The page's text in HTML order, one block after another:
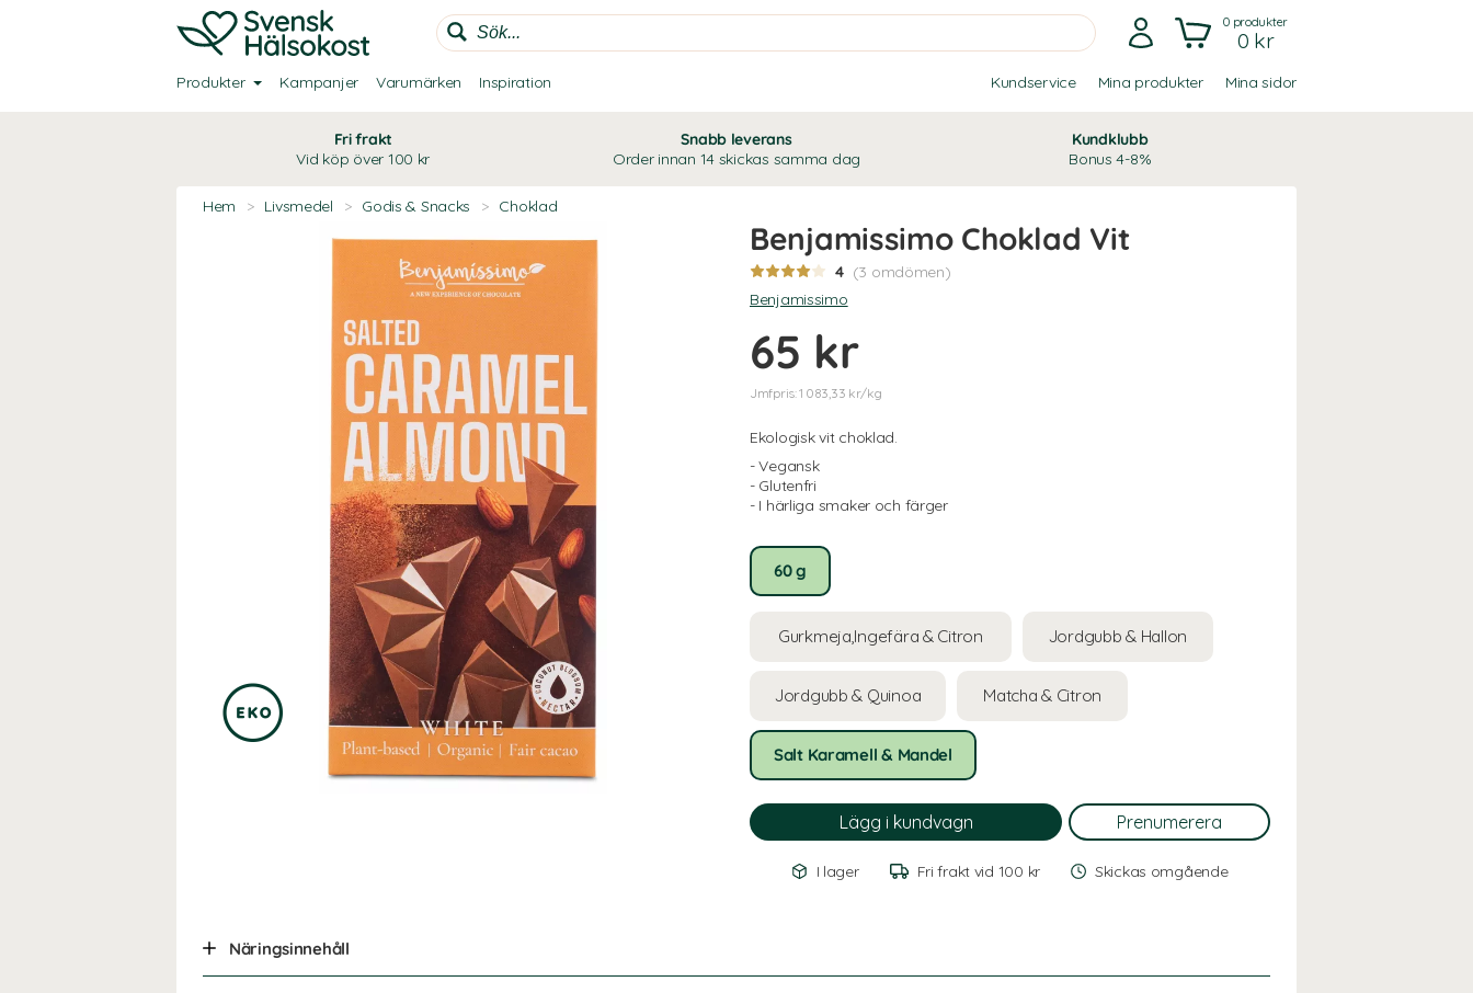
0produkter
0 kr
Produkter Kampanjer Varumärken Inspiration Kundservice Mina produkter Mina sidor
Fri frakt
Vid köp över 100 kr
Snabb leverans
Order innan 14 skickas samma dag
Kundklubb
Bonus 4-8%
Hem > Livsmedel > Godis & Snacks > Choklad
Benjamissimo Choklad Vit
4 (3 omdömen)
Benjamissimo
65 kr
Jmfpris: 1 083,33 kr/kg
Ekologisk vit choklad.
- Vegansk
- Glutenfri
- I härliga smaker och färger
60 g
Gurkmeja,Ingefära & Citron Jordgubb & Hallon
Jordgubb & Quinoa Matcha & Citron
Salt Karamell & Mandel
I lager Fri frakt vid 100 kr Skickas omgående
Näringsinnehåll